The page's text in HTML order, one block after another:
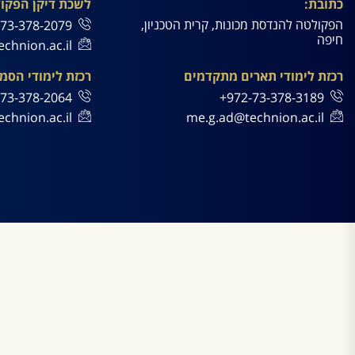
כתובת:
הפקולטה להנדסת מכונות, קרית הטכניון,
חיפה
לשכת דיקן
378-2079+
רכזת לימודי תארים מתקדמים
972-73-378-3189+
me.g.ad@technion.ac.il
רכזת לימודי
378-2064+